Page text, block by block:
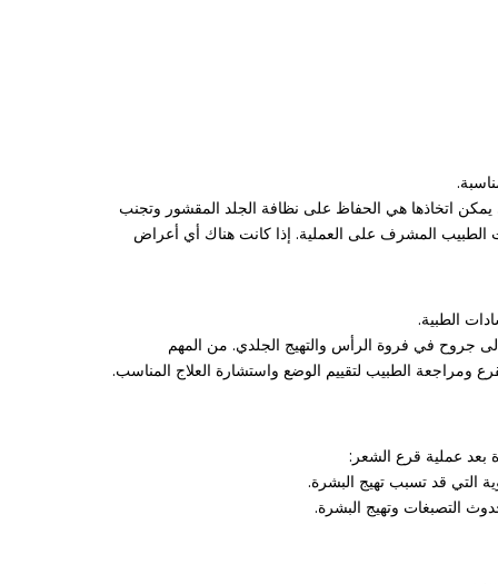
يمكن اتخاذها هي الحفاظ على نظافة الجلد المقشور وتجنب
الطبيب المشرف على العملية. إذا كانت هناك أي أعراض
الطبية.
جروح في فروة الرأس والتهيج الجلدي. من المهم
الطبيب لتقييم الوضع واستشارة العلاج المناسب.
بعد عملية قرع الشعر: